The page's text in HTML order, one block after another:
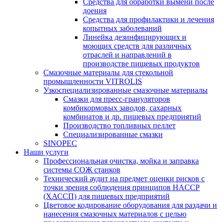
Средства для обработки вымени после
доения
Средства для профилактики и лечения
копытных заболеваний
Линейка дезинфицирующих и
моющих средств для различных
отраслей и направлений в
производстве пищевых продуктов
Смазочные материалы для стекольной
промышленности VITROLIS
Узкоспециализированные смазочные материалы
Смазки для пресс-грануляторов
комбикормовых заводов, сахарных
комбинатов и др. пищевых предприятий
Производство топливных пеллет
Специализированные смазки
SINOPEC
Наши услуги
Профессиональная очистка, мойка и заправка
системы СОЖ станков
Технический аудит на предмет оценки рисков с
точки зрения соблюдения принципов HACCP
(ХАССП) для пищевых предприятий
Цветовое кодирование оборудования для раздачи и
нанесения смазочных материалов с целью